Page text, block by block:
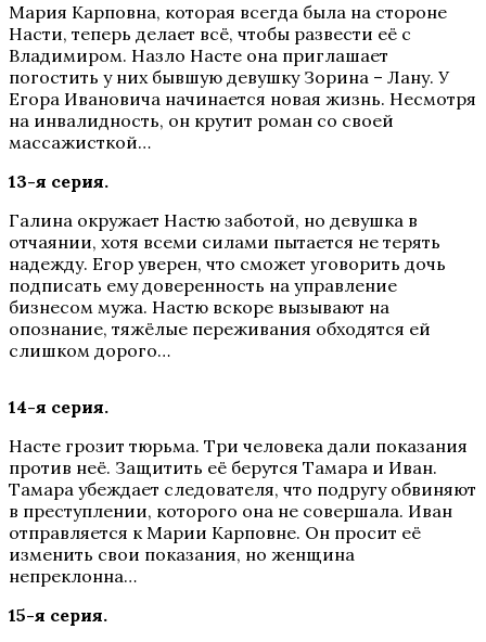
Мария Карповна, которая всегда была на стороне
Насти, теперь делает всё, чтобы развести её с
Владимиром. Назло Насте она приглашает
погостить у них бывшую девушку Зорина – Лану. У
Егора Ивановича начинается новая жизнь. Несмотря
на инвалидность, он крутит роман со своей
массажисткой…
13-я серия.
Галина окружает Настю заботой, но девушка в
отчаянии, хотя всеми силами пытается не терять
надежду. Егор уверен, что сможет уговорить дочь
подписать ему доверенность на управление
бизнесом мужа. Настю вскоре вызывают на
опознание, тяжёлые переживания обходятся ей
слишком дорого…
14-я серия.
Насте грозит тюрьма. Три человека дали показания
против неё. Защитить её берутся Тамара и Иван.
Тамара убеждает следователя, что подругу обвиняют
в преступлении, которого она не совершала. Иван
отправляется к Марии Карповне. Он просит её
изменить свои показания, но женщина
непреклонна…
15-я серия.